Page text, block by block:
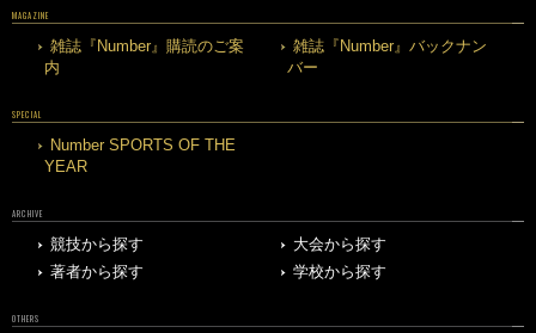
MAGAZINE
雑誌『Number』購読のご案
内
雑誌『Number』バックナン
バー
SPECIAL
Number SPORTS OF THE
YEAR
ARCHIVE
競技から探す
大会から探す
著者から探す
学校から探す
OTHERS